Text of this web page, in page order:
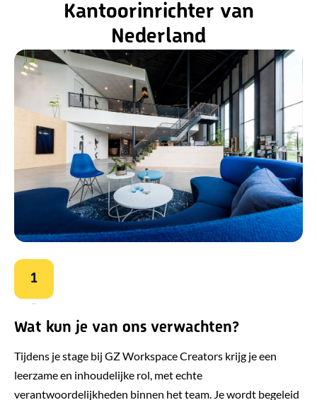
Kantoorinrichter van
Nederland
Wat kun je van ons verwachten?
Tijdens je stage bij GZ Workspace Creators krijg je een
leerzame en inhoudelijke rol, met echte
verantwoordelijkheden binnen het team. Je wordt begeleid
1